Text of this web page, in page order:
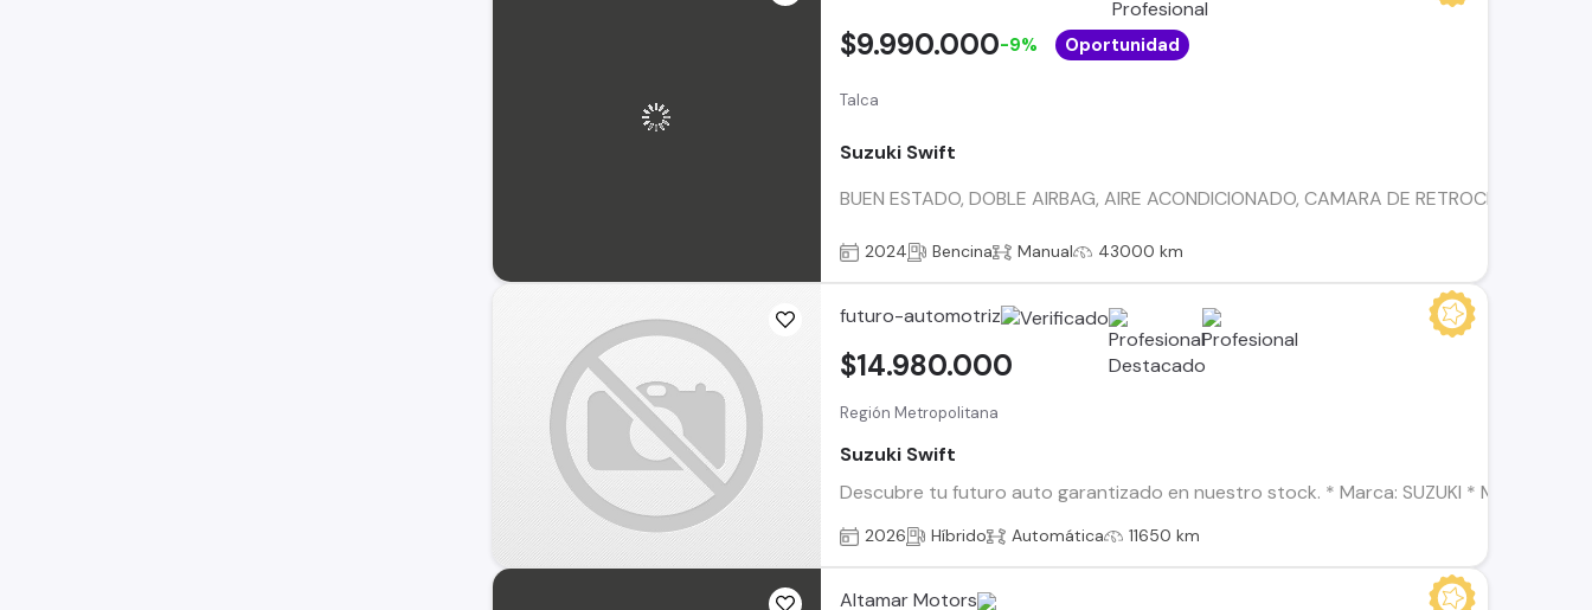
Talca
Suzuki Swift
BUEN ESTADO, DOBLE AIRBAG, AIRE ACONDICIONADO, CAMARA DE RETROCESO,
$9.990.000-9% Oportunidad
2024 Bencina Manual 43000 km
futuro-automotriz
Región Metropolitana
Suzuki Swift
Descubre tu futuro auto garantizado en nuestro stock. * Marca: SUZUKI * Modelo:
$14.980.000
2026 Híbrido Automática 11650 km
Altamar Motors